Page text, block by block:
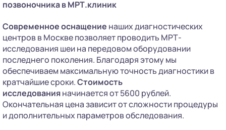
позвоночника в МРТ.клиник
Современное оснащение наших диагностических
центров в Москве позволяет проводить МРТ-
исследования шеи на передовом оборудовании
последнего поколения. Благодаря этому мы
обеспечиваем максимальную точность диагностики в
кратчайшие сроки.Стоимость
исследованияначинается от 5600 рублей.
Окончательная цена зависит от сложности процедуры
и дополнительных параметров обследования.